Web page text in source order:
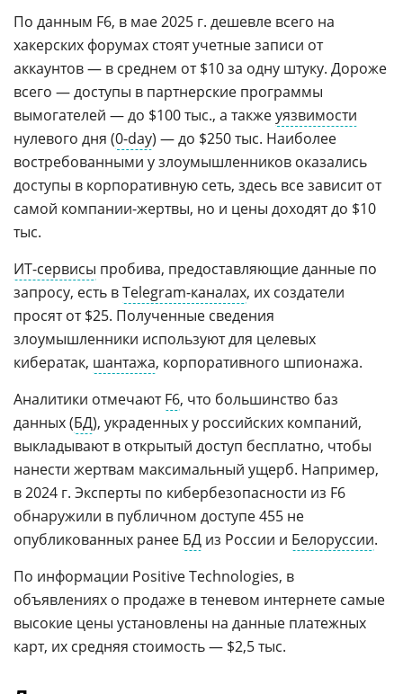
По данным F6, в мае 2025 г. дешевле всего на
хакерских форумах стоят учетные записи от
аккаунтов — в среднем от $10 за одну штуку. Дороже
всего — доступы в партнерские программы
вымогателей — до $100 тыс., а такжеуязвимости
нулевого дня (0-day) — до $250 тыс. Наиболее
востребованными у злоумышленников оказались
доступы в корпоративную сеть, здесь все зависит от
самой компании-жертвы, но и цены доходят до $10
тыс.
ИТ-сервисы пробива, предоставляющие данные по
запросу, есть вTelegram-каналах, их создатели
просят от $25. Полученные сведения
злоумышленники используют для целевых
кибератак, шантажа, корпоративного шпионажа.
Аналитики отмечаютF6, что большинство баз
данных (БД), украденных у российских компаний,
выкладывают в открытый доступ бесплатно, чтобы
нанести жертвам максимальный ущерб. Например,
в 2024 г. Эксперты по кибербезопасности из F6
обнаружили в публичном доступе 455 не
опубликованных ранее БД из России и Белоруссии.
По информации Positive Technologies, в
объявлениях о продаже в теневом интернете самые
высокие цены установлены на данные платежных
карт, их средняя стоимость — $2,5 тыс.